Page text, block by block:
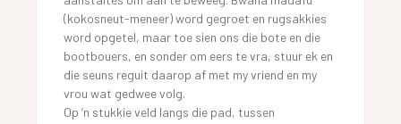
(kokosneut-meneer) word gegroet en rugsakkies
word opgetel, maar toe sien ons die bote en die
bootbouers, en sonder om eers te vra, stuur ek en
die seuns reguit daarop af met my vriend en my
vrou wat gedwee volg.
Op ‘n stukkie veld langs die pad, tussen